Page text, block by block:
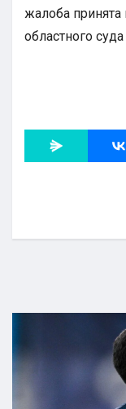
жалоба принята
областного